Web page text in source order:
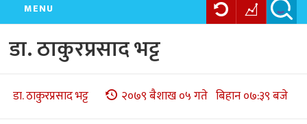
MENU
डा. ठाकुरप्रसाद भट्ट
डा. ठाकुरप्रसाद भट्ट २०७९ बैशाख ०५ गते बिहान ०७:३९ बजे